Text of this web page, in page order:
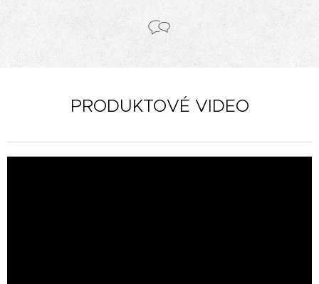
PRODUKTOVÉ VIDEO